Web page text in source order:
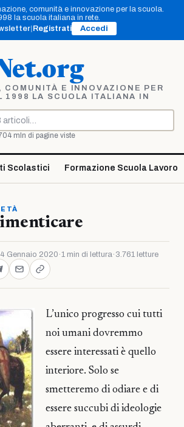
comunità e innovazione per la scuola.
la scuola italiana in rete.
Registrati Accedi
COMUNITÀ E INNOVAZIONE PER
1998 LA SCUOLA ITALIANA IN
mln di pagine viste
Scolastici Formazione Scuola Lavoro
Gennaio 2020 ·1 min di lettura· 3.761 letture
L’unico progresso cui tutti
noi umani dovremmo
essere interessati è quello
interiore. Solo se
smetteremo di odiare e di
essere succubi di ideologie